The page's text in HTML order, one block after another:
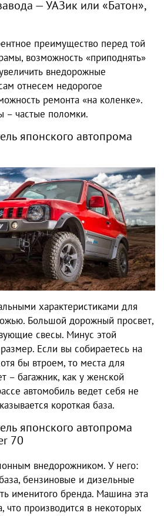
— УАЗик или «Батон»,
преимущество перед той
возможность «приподнять»
внедорожные
отнесем недорогое
ремонта «на коленке».
– частые поломки.
японского автопрома
характеристиками для
Большой дорожный просвет,
свесы. Минус этой
Если вы собираетесь на
бы втроем, то места для
– багажник, как у женской
автомобиль ведет себя не
короткая база.
японского автопрома
70
внедорожником. У него:
бензиновые и дизельные
именитого бренда. Машина эта
что производится в некоторых